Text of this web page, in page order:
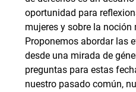
oportunidad para
mujeres y sobre la noción
Proponemos abordar las
desde una mirada de
preguntas para estas
nuestro pasado común,